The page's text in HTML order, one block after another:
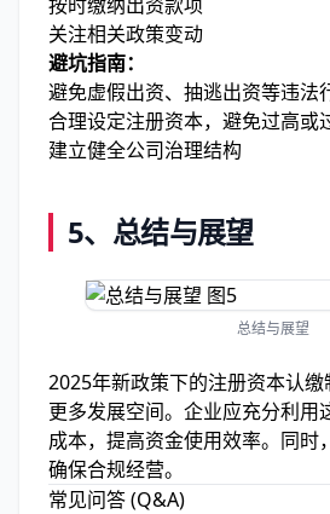
关注相关政策变动
避坑指南：
避免虚假出资、抽逃出资等违法
合理设定注册资本，避免过高或
建立健全公司治理结构
5、总结与展望
总结与展望
2025年新政策下的注册资本认
更多发展空间。企业应充分利用
成本，提高资金使用效率。同时
确保合规经营。
常见问答 (Q&A)